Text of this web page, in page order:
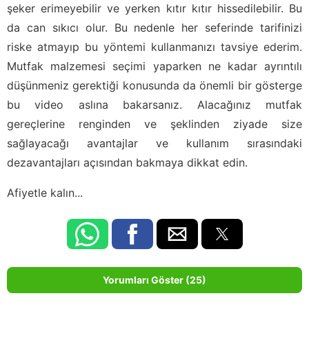
şeker erimeyebilir ve yerken kıtır kıtır hissedilebilir. Bu
da can sıkıcı olur. Bu nedenle her seferinde tarifinizi
riske atmayıp bu yöntemi kullanmanızı tavsiye ederim.
Mutfak malzemesi seçimi yaparken ne kadar ayrıntılı
düşünmeniz gerektiği konusunda da önemli bir gösterge
bu video aslına bakarsanız. Alacağınız mutfak
gereçlerine renginden ve şeklinden ziyade size
sağlayacağı avantajlar ve kullanım sırasındaki
dezavantajları açısından bakmaya dikkat edin.
Afiyetle kalın...
Yorumları Göster (25)